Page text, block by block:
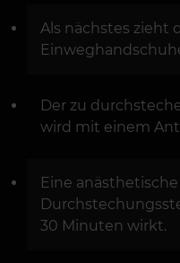
Als nächstes zieht
Der zu
wird mit einem
Eine
30 Minuten wirkt.